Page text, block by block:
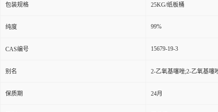
包装规格 25KG/纸板桶
纯度 99%
CAS编号 15679-19-3
别名 2-乙氧基噻唑;2-乙氧基噻
保质期 24月